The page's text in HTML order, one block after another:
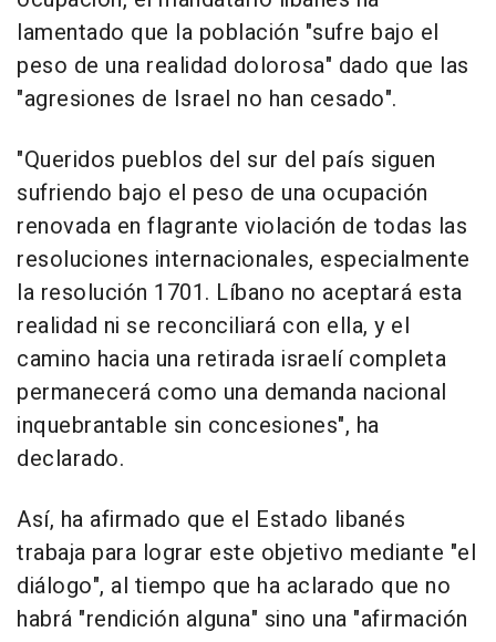
lamentado que la población "sufre bajo el
peso de una realidad dolorosa" dado que las
"agresiones de Israel no han cesado".
"Queridos pueblos del sur del país siguen
sufriendo bajo el peso de una ocupación
renovada en flagrante violación de todas las
resoluciones internacionales, especialmente
la resolución 1701. Líbano no aceptará esta
realidad ni se reconciliará con ella, y el
camino hacia una retirada israelí completa
permanecerá como una demanda nacional
inquebrantable sin concesiones", ha
declarado.
Así, ha afirmado que el Estado libanés
trabaja para lograr este objetivo mediante "el
diálogo", al tiempo que ha aclarado que no
habrá "rendición alguna" sino una "afirmación